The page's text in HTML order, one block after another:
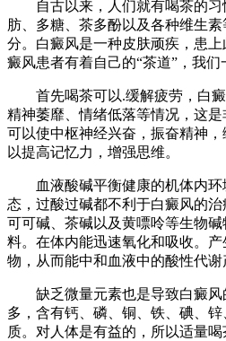
自古以来，人们就有喝茶的习
肪、多糖、茶多酚以及各种维生
分。白癜风是一种皮肤顽疾，患
癜风患者有着自己的“茶道”，我们
首先喝茶可以.缓解疲劳，白癜
精神萎靡、情绪低落等情况，这
可以使中枢神经兴奋，振奋精神
以提高记忆力，增强思维。
血液酸碱平衡健康的机体内环
态，过酸过碱都不利于白癜风的治
可可碱、茶碱以及黄嘌呤等生物
料。在体内能迅速氧化和吸收。
物，从而能中和血液中的酸性代谢
缺乏微量元素也是导致白癜风
多，含有钙、磷、铜、铁、碘、
质。对人体是有益的，所以适量